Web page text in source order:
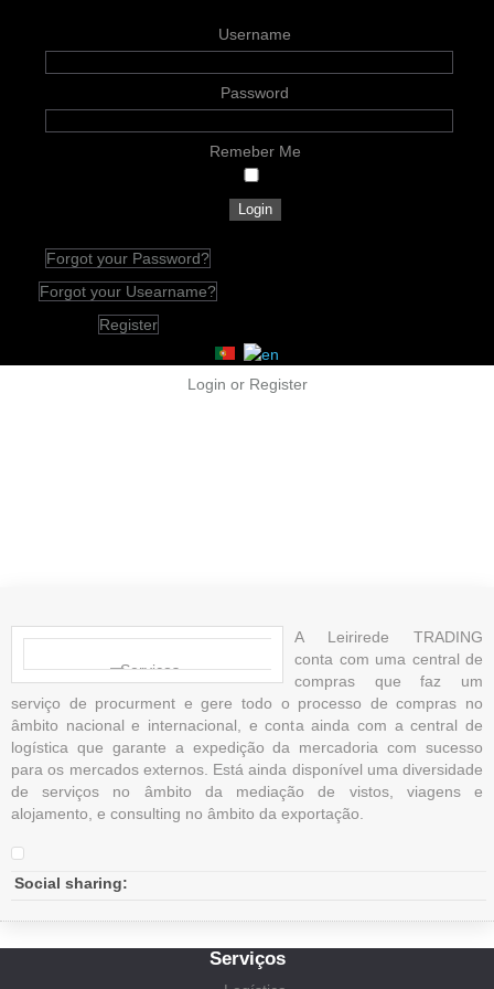
Username
Password
Remeber Me
Forgot your Password?
Forgot your Usearname?
Register
Login or Register
Serviços
A Leirirede TRADING
conta com uma central de
compras que faz um
serviço de procurment e gere todo o processo de compras no
âmbito nacional e internacional, e conta ainda com a central de
logística que garante a expedição da mercadoria com sucesso
para os mercados externos. Está ainda disponível uma diversidade
de serviços no âmbito da mediação de vistos, viagens e
alojamento, e consulting no âmbito da exportação.
Social sharing:
Serviços